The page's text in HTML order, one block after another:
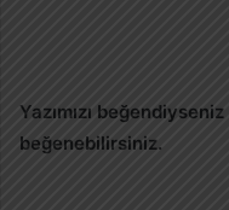
Yazımızı beğendiyseniz
beğenebilirsiniz.